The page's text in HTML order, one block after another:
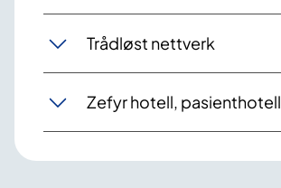
Trådløst nettverk
Zefyr hotell, pasienthotell